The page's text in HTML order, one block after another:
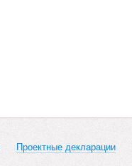
Проектные декларации